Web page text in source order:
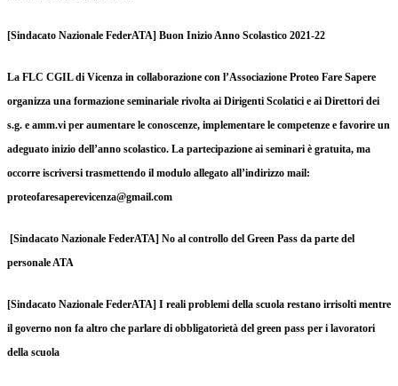
[Sindacato Nazionale FederATA] Buon Inizio Anno Scolastico 2021-22
La FLC CGIL di Vicenza in collaborazione con l’Associazione Proteo Fare Sapere
organizza una formazione seminariale rivolta ai Dirigenti Scolatici e ai Direttori dei
s.g. e amm.vi per aumentare le conoscenze, implementare le competenze e favorire un
adeguato inizio dell’anno scolastico. La partecipazione ai seminari è gratuita, ma
occorre iscriversi trasmettendo il modulo allegato all’indirizzo mail:
proteofaresaperevicenza@gmail.com
[Sindacato Nazionale FederATA] No al controllo del Green Pass da parte del
personale ATA
[Sindacato Nazionale FederATA] I reali problemi della scuola restano irrisolti mentre
il governo non fa altro che parlare di obbligatorietà del green pass per i lavoratori
della scuola